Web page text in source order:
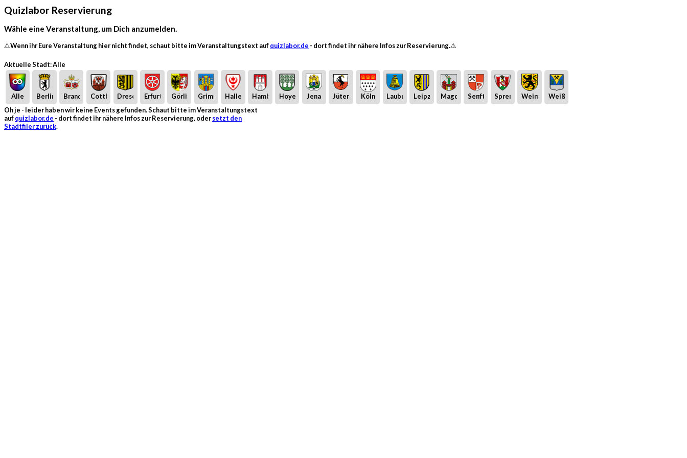
Quizlabor Reservierung
Wähle eine Veranstaltung, um Dich anzumelden.
⚠️Wenn ihr Eure Veranstaltung hier nicht findet, schaut bitte im Veranstaltungstext aufquizlabor.de - dort findet ihr nähere Infos zur Reservierung.⚠️
Aktuelle Stadt: Alle
Alle Berlin Brandenburg
Cottbus Dresden Erfurt Görlitz Grimma Halle HamburgHoyerswerda
Jena Jüterbog Köln LaubuschLeipzig MagdeburgSenftenbergSprembergWeimar
Weißwasser
Oh je - leider haben wir keine Events gefunden. Schaut bitte im Veranstaltungstext
aufquizlabor.de - dort findet ihr nähere Infos zur Reservierung, odersetzt den
Stadtfiler zurück.